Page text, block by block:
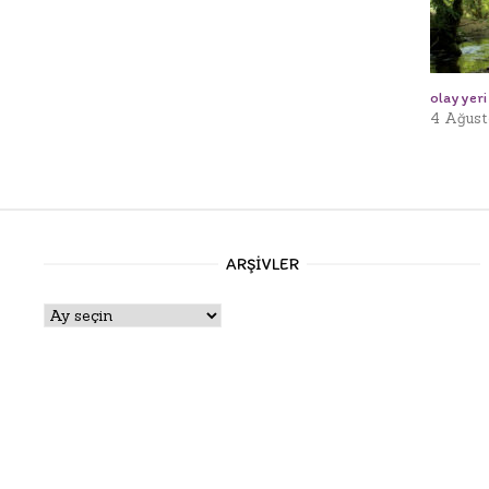
olay yeri
4
ARŞIVLER
Arşivler